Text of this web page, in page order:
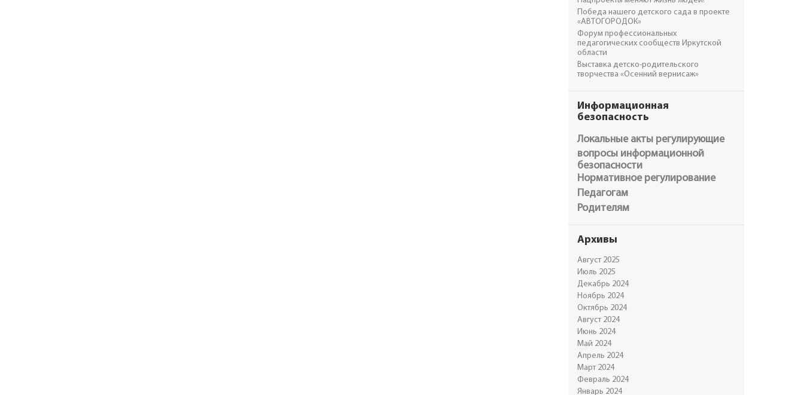
Победа нашего детского сада в проекте
«АВТОГОРОДОК»
Форум профессиональных
педагогических сообществ Иркутской
области
Выставка детско-родительского
творчества «Осенний вернисаж»
Информационная
безопасность
Локальные акты регулирующие
вопросы информационной
безопасности
Нормативное регулирование
Педагогам
Родителям
Архивы
Август 2025
Июль 2025
Декабрь 2024
Ноябрь 2024
Октябрь 2024
Август 2024
Июнь 2024
Май 2024
Апрель 2024
Март 2024
Февраль 2024
Январь 2024